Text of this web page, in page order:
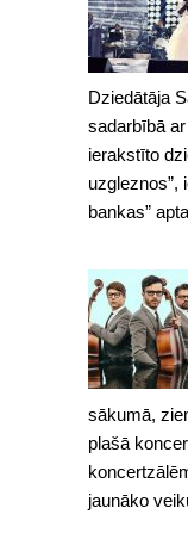
Dziedātāja
sadarbībā
ierakstīto
uzgleznos”,
bankas”
sākumā,
plašā
jaunāko